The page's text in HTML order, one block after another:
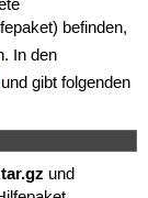
befinden,
In den
gibt folgenden
und